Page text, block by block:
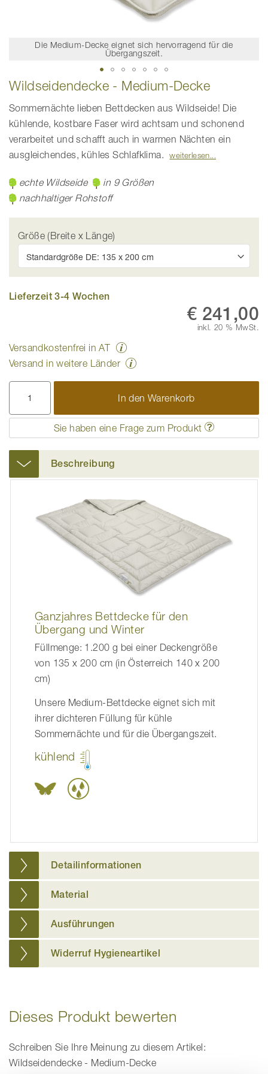
Die Medium-Decke eignet sich hervorragend für die
Übergangszeit.
Zum
Anfang
Bildgalerie
Wildseidendecke - Medium-Decke
Sommernächte lieben Bettdecken aus Wildseide! Die
kühlende, kostbare Faser wird achtsam und schonend
verarbeitet und schafft auch in warmen Nächten ein
ausgleichendes, kühles Schlafklima.
weiterlesen
echte Wildseide
in 9 Größen
nachhaltiger Rohstoff
Größe (Breite x Länge)
Lieferzeit 3-4 Wochen
€ 241,00
inkl. 20 % MwSt.
Versandkostenfrei in AT
Versand in weitere Länder
In den Warenkorb
Sie haben eine Frage zum Produkt
Beschreibung
Ganzjahres Bettdecke für den
Übergang und Winter
Füllmenge: 1.200 g bei einer Deckengröße
von 135 x 200 cm (in Österreich 140 x 200
cm)
Unsere Medium-Bettdecke eignet sich mit
ihrer dichteren Füllung für kühle
Sommernächte und für die Übergangszeit.
kühlend
Detailinformationen
Material
Ausführungen
Widerruf Hygieneartikel
Dieses Produkt bewerten
Schreiben Sie Ihre Meinung zu diesem Artikel:
Wildseidendecke - Medium-Decke